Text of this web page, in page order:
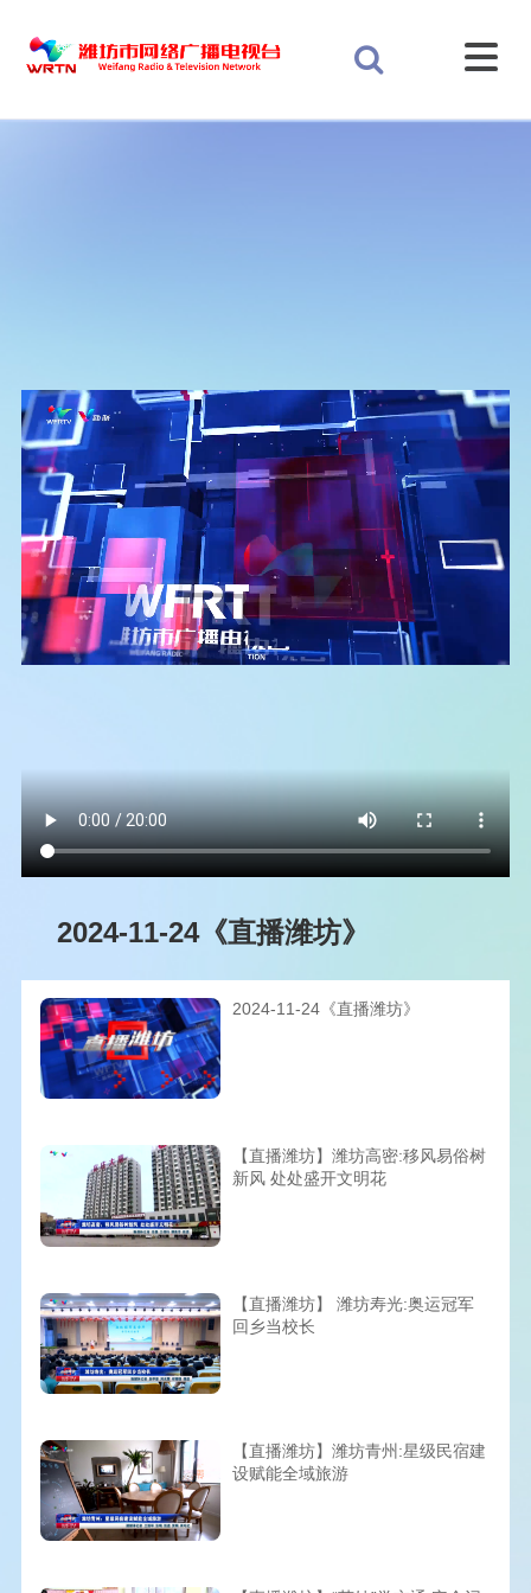
2024-11-24《直播潍坊》
2024-11-24《直播潍坊》
【直播潍坊】潍坊高密:移风易俗树
新风 处处盛开文明花
【直播潍坊】 潍坊寿光:奥运冠军
回乡当校长
【直播潍坊】潍坊青州:星级民宿建
设赋能全域旅游